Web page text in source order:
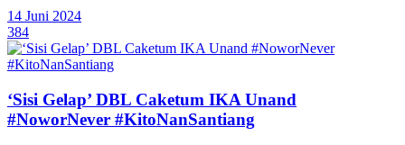
14 Juni 2024
384
‘Sisi Gelap’ DBL Caketum IKA Unand
#NoworNever #KitoNanSantiang